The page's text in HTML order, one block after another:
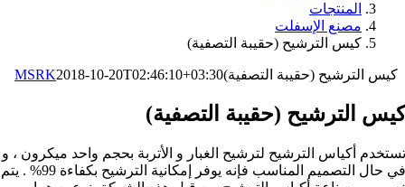
المنتجات
مصنع الإسفلت
كيس الترشيح (حقيبة التصفية)
كيس الترشيح (حقيبة التصفية) MSRK2018-10-20T02:46:10+03:30
كيس الترشيح (حقيبة التصفية)
تستخدم أكياس الترشيح لترشيح الغبار و الأتربة بحجم واحد ميكرون ، و
في حال التصميم المناسب فإنه يوفر إمكانية الترشيح بكفاءة 99% . يتم